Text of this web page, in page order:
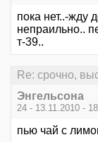
пока нет..-жду
непраильно..
т-39..
Re: срочно,
Энгельсона
24 - 13.11.2010 -
пью чай с